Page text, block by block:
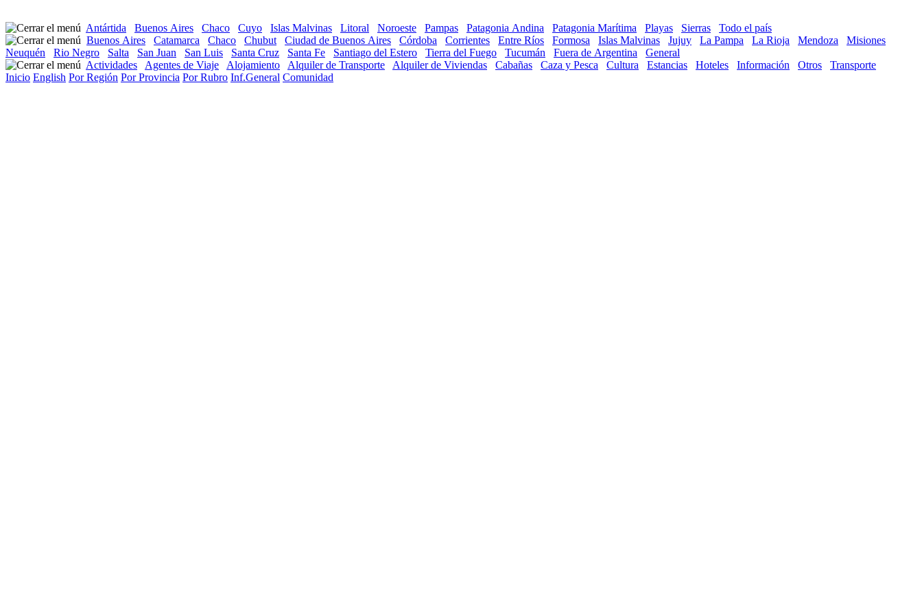
Antártida Buenos Aires Chaco Cuyo Islas Malvinas Litoral Noroeste Pampas Patagonia Andina Patagonia Marítima Playas Sierras
Todo el país
Buenos Aires
Catamarca Chaco Chubut Ciudad de Buenos Aires Córdoba Corrientes Entre Ríos Formosa Islas Malvinas Jujuy La Pampa La Rioja Mendoza
Misiones
Neuquén
Rio Negro Salta San Juan San Luis Santa Cruz Santa Fe Santiago del Estero Tierra del Fuego Tucumán Fuera de Argentina
General
Actividades
Agentes de Viaje Alojamiento Alquiler de Transporte Alquiler de Viviendas Cabañas Caza y Pesca Cultura Estancias Hoteles Información Otros
Transporte
Inicio English Por Región Por Provincia Por Rubro Inf.General Comunidad